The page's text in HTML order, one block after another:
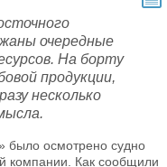
очередные
На борту
продукции,
несколько
было осмотрено судно
Как сообщили